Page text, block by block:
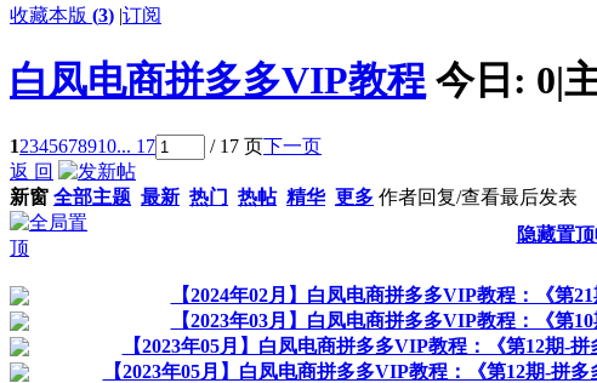
收藏本版 (3) |订阅
白凤电商拼多多VIP教程 今日: 0|
12345678910... 17 / 17 页下一页
返 回
新窗 全部主题 最新 热门 热帖 精华 更多 作者回复/查看最后发表
隐藏置
【2024年02月】白凤电商拼多多VIP教程：《第
【2023年03月】白凤电商拼多多VIP教程：《第
【2023年05月】白凤电商拼多多VIP教程：《第12期-
【2023年05月】白凤电商拼多多VIP教程：《第12期-拼